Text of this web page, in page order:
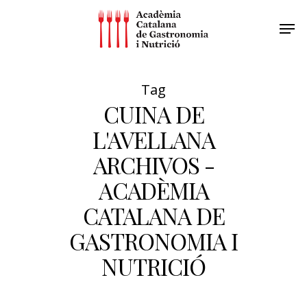
Tag
CUINA DE
L'AVELLANA
ARCHIVOS -
ACADÈMIA
CATALANA DE
GASTRONOMIA I
NUTRICIÓ